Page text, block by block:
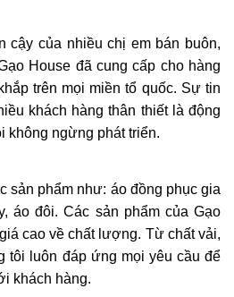
cậy của nhiều chị em bán buôn,
House đã cung cấp cho hàng
trên mọi miền tổ quốc. Sự tin
khách hàng thân thiết là động
không ngừng phát triển.
sản phẩm như: áo đồng phục gia
áo đôi. Các sản phẩm của Gạo
cao về chất lượng. Từ chất vải,
tôi luôn đáp ứng mọi yêu cầu để
khách hàng.